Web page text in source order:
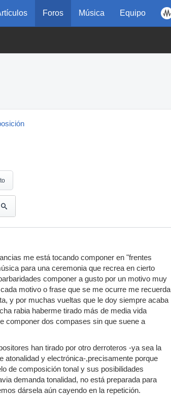
Foros Música Equipo
me está tocando componer en "frentes
para una ceremonia que recrea en cierto
componer a gusto por un motivo muy
motivo o frase que se me ocurre me recuerda
y por muchas vueltas que le doy siempre acaba
rabia haberme tirado más de media vida
componer dos compases sin que suene a
han tirado por otro derroteros -ya sea la
atonalidad y electrónica-,precisamente porque
de composición tonal y sus posibilidades
demanda tonalidad, no está preparada para
dársela aún cayendo en la repetición.